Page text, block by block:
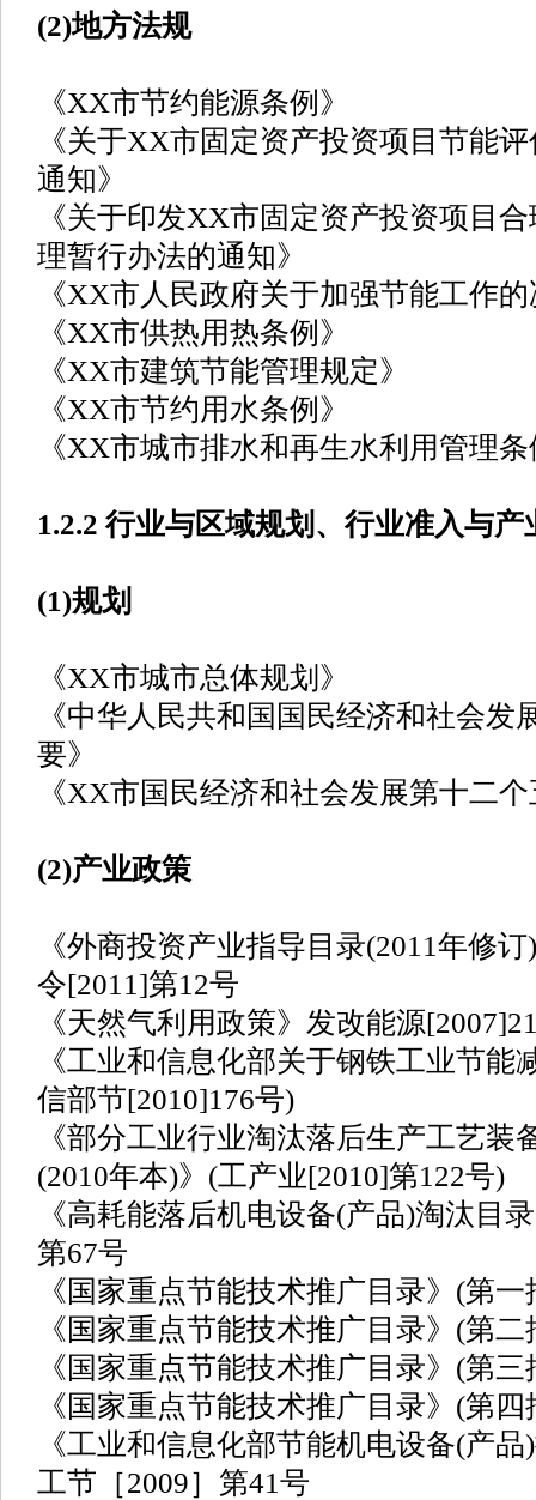
(2)地方法规
《XX市节约能源条例》
《关于XX市固定资产投资项目节能
通知》
《关于印发XX市固定资产投资项目
理暂行办法的通知》
《XX市人民政府关于加强节能工作
《XX市供热用热条例》
《XX市建筑节能管理规定》
《XX市节约用水条例》
《XX市城市排水和再生水利用管理
1.2.2 行业与区域规划、行业准入与产
(1)规划
《XX市城市总体规划》
《中华人民共和国国民经济和社会发
要》
《XX市国民经济和社会发展第十二
(2)产业政策
《外商投资产业指导目录(2011年修
令[2011]第12号
《天然气利用政策》发改能源
《工业和信息化部关于钢铁工业节能
信部节[2010]176号)
《部分工业行业淘汰落后生产工艺装
(2010年本)》(工产业[2010]第122号)
《高耗能落后机电设备(产品)淘汰目
第67号
《国家重点节能技术推广目录》(第
《国家重点节能技术推广目录》(第
《国家重点节能技术推广目录》(第
《国家重点节能技术推广目录》(第
《工业和信息化部节能机电设备(产
工节［2009］第41号